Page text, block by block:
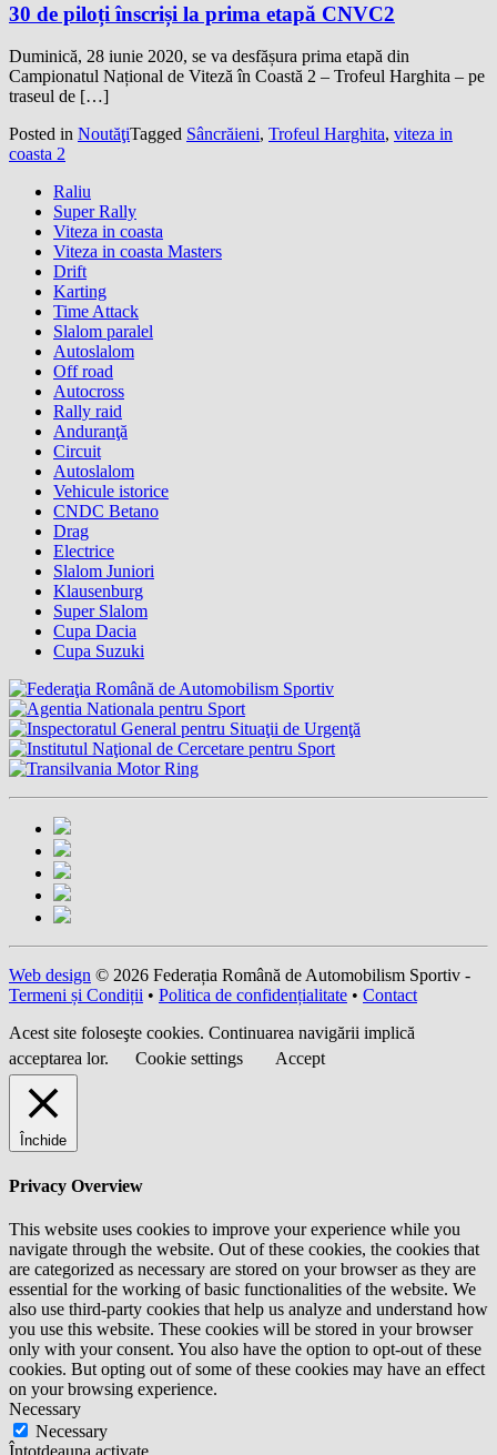
30 de piloți înscriși la prima etapă CNVC2
Duminică, 28 iunie 2020, se va desfășura prima etapă din
Campionatul Național de Viteză în Coastă 2 – Trofeul Harghita – pe
traseul de […]
Posted in NoutăţiTagged Sâncrăieni, Trofeul Harghita, viteza in
coasta 2
Raliu
Super Rally
Viteza in coasta
Viteza in coasta Masters
Drift
Karting
Time Attack
Slalom paralel
Autoslalom
Off road
Autocross
Rally raid
Anduranţă
Circuit
Autoslalom
Vehicule istorice
CNDC Betano
Drag
Electrice
Slalom Juniori
Klausenburg
Super Slalom
Cupa Dacia
Cupa Suzuki
Web design © 2026 Federația Română de Automobilism Sportiv -
Termeni și Condiții • Politica de confidențialitate • Contact
Acest site foloseşte cookies. Continuarea navigării implică
acceptarea lor.
Cookie settings Accept
Închide
Privacy Overview
This website uses cookies to improve your experience while you
navigate through the website. Out of these cookies, the cookies that
are categorized as necessary are stored on your browser as they are
essential for the working of basic functionalities of the website. We
also use third-party cookies that help us analyze and understand how
you use this website. These cookies will be stored in your browser
only with your consent. You also have the option to opt-out of these
cookies. But opting out of some of these cookies may have an effect
on your browsing experience.
Necessary
Necessary
Întotdeauna activate